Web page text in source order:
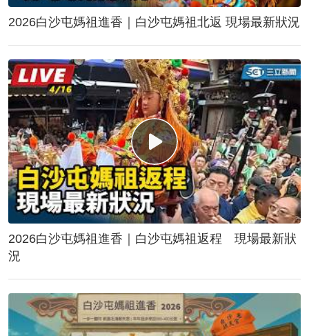
2026白沙屯媽祖進香｜白沙屯媽祖北返 現場最新狀況
2026白沙屯媽祖進香｜白沙屯媽祖返程 現場最新狀
況